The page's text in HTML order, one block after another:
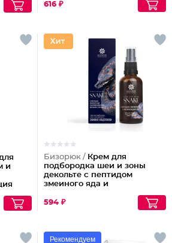
616 ₽
и
Бизорюк / Крем для
подбородка шеи и зоны
декольте с пептидом
змеиного яда и
594 ₽
Рекомендуем